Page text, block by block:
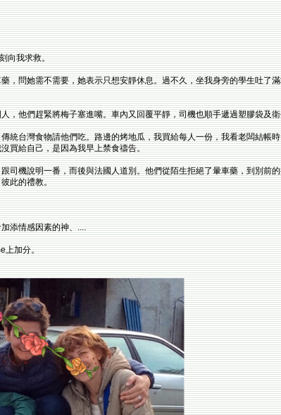
向我求救。
，問她需不需要，她表示只想安靜休息。過不久，坐我身旁的學生吐
，他們趕緊將梅子塞進嘴。車內又回覆平靜，司機也順手遞過塑膠袋及
統台灣食物請他們吃。路邊的烤地瓜，我買給每人一份，我看老闆結
買給自己，是因為我早上禁食禱告。
司機說明一番，而後與法國人道別。他們從陌生拒絕了暈車藥，到別
此的禮教。
添情感因素的神、....
上加分。